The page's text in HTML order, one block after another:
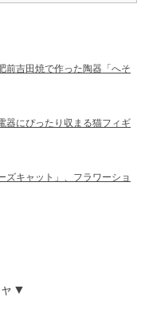
前吉田焼で作った陶器「へそ
器にぴったり収まる猫フィギ
ズキャット」、フラワーショ
ャ▼